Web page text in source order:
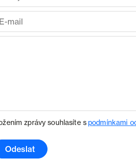
zprávy souhlasíte spodmínkami
Odeslat